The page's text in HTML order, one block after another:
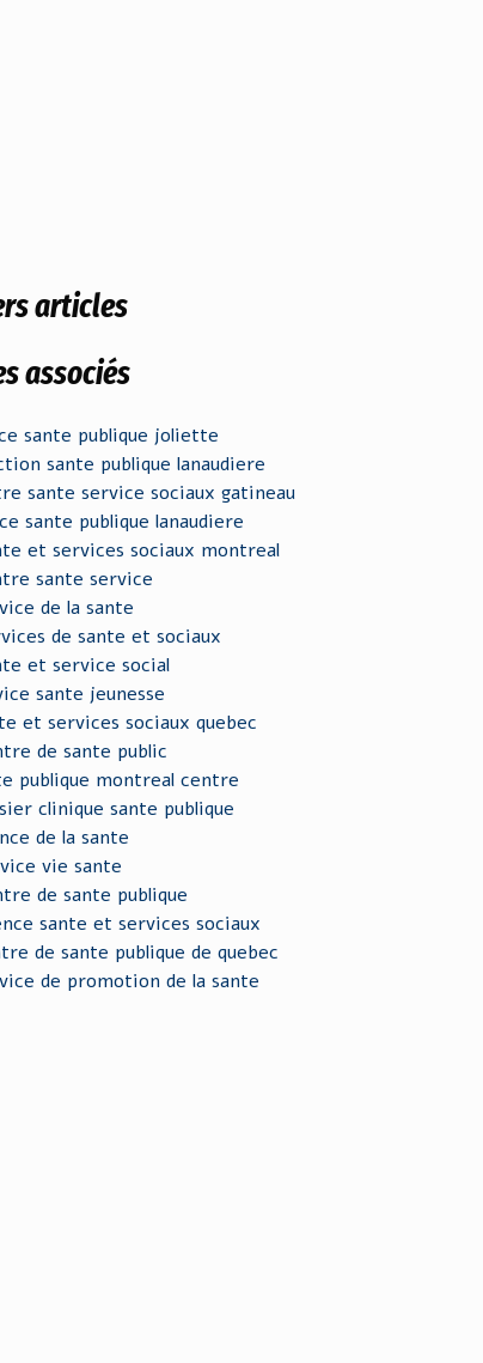
articles
associés
sante publique joliette
sante publique lanaudiere
sante service sociaux gatineau
sante publique lanaudiere
et services sociaux montreal
sante service
de la sante
de sante et sociaux
et service social
sante jeunesse
et services sociaux quebec
de sante public
publique montreal centre
clinique sante publique
de la sante
vie sante
de sante publique
sante et services sociaux
de sante publique de quebec
de promotion de la sante